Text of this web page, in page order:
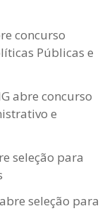
concurso
Públicas e
abre concurso
e
seleção para
seleção para